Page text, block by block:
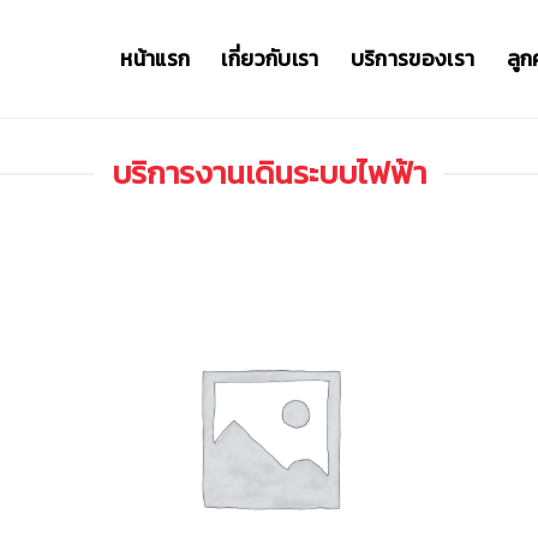
หน้าแรก เกี่ยวกับเรา บริการของเรา ลูก
บริการงานเดินระบบไฟฟ้า